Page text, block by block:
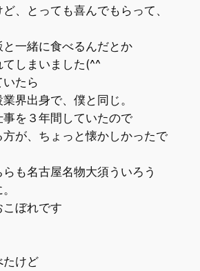
、とっても喜んでもらって、
一緒に食べるんだとか
まいました(^^ゞ
たら
界出身で、僕と同じ。
を３年間していたので
が、ちょっと懐かしかったで
も名古屋名物大須ういろう
ぼれです
たけど